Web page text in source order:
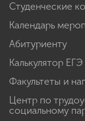
Студенческие
Календарь
Абитуриенту
Калькулятор ЕГЭ
Факультеты и
Центр по
социальному